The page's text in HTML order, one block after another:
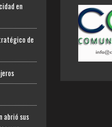
en
de
abrió sus